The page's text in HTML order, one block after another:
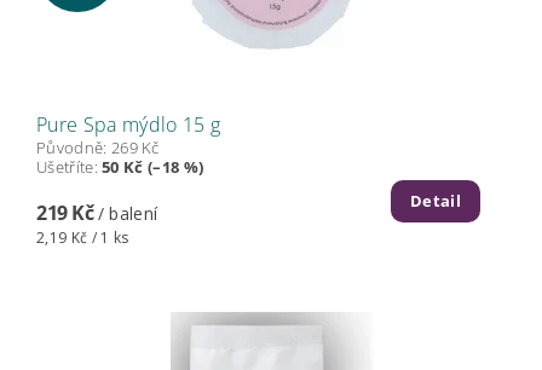
Pure Spa mýdlo 15 g
Původně: 269 Kč
Ušetříte:50 Kč (–18 %)
219 Kč/ balení
2,19 Kč / 1 ks
Detail